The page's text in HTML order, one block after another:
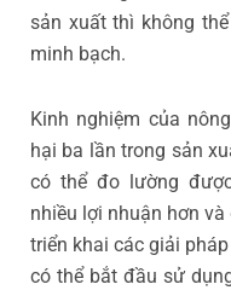
sản xuất thì không
minh bạch.
Kinh nghiệm của
hại ba lần trong sản
có thể đo lường
nhiều lợi nhuận hơn
triển khai các giải
có thể bắt đầu sử